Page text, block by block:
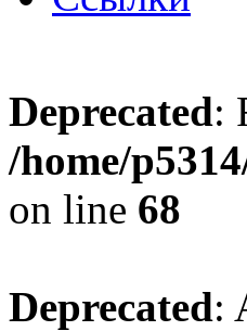
Deprecated:
/home/
on line 68
Deprecated: